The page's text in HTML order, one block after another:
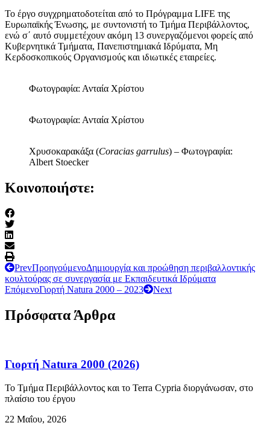
Το έργο συγχρηματοδοτείται από το Πρόγραμμα LIFE της
Ευρωπαϊκής Ένωσης, με συντονιστή το Τμήμα Περιβάλλοντος,
ενώ σ΄ αυτό συμμετέχουν ακόμη 13 συνεργαζόμενοι φορείς από
Κυβερνητικά Τμήματα, Πανεπιστημιακά Ιδρύματα, Μη
Κερδοσκοπικούς Οργανισμούς και ιδιωτικές εταιρείες.
Φωτογραφία: Ανταία Χρίστου
Φωτογραφία: Ανταία Χρίστου
Χρυσοκαρακάξα (Coracias garrulus) – Φωτογραφία:
Albert Stoecker
Κοινοποιήστε:
PrevΠροηγούμενοΔημιουργία και προώθηση περιβαλλοντικής
κουλτούρας σε συνεργασία με Εκπαιδευτικά Ιδρύματα
ΕπόμενοΓιορτή Natura 2000 – 2023 Next
Πρόσφατα Άρθρα
Γιορτή Natura 2000 (2026)
Το Τμήμα Περιβάλλοντος και το Terra Cypria διοργάνωσαν, στο
πλαίσιο του έργου
22 Μαΐου, 2026